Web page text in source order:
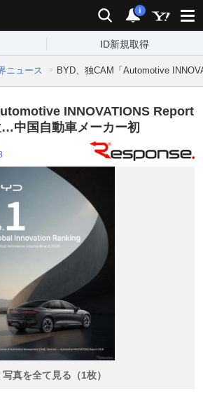
検索 通知
i
ID新規取得
ニュース BYD、独CAM「Automotive
INNOVATIONS Report
中国自動車メーカー初
写真を全て見る（1枚）